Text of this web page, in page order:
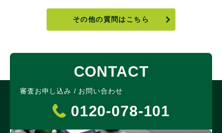
その他の質問はこちら
CONTACT
審査お申し込み / お問い合わせ
0120-078-101